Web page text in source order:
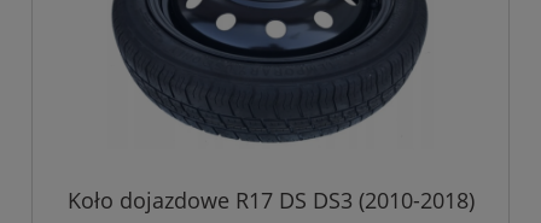
Koło dojazdowe R17 DS DS3 (2010-2018)